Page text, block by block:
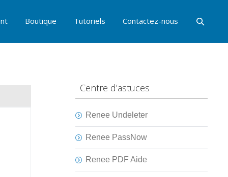
Boutique Tutoriels Contactez-nous
Centre d’astuces
Renee Undeleter
Renee PassNow
Renee PDF Aide